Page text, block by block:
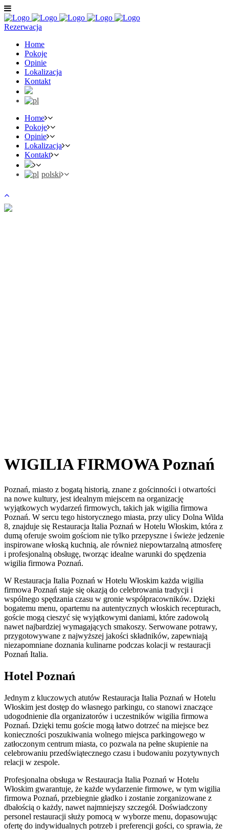
Rezerwacja
Home
Pokoje
Opinie
Lokalizacja
Kontakt
Home
Pokoje
Opinie
Lokalizacja
Kontakt
polski
WIGILIA FIRMOWA Poznań
Poznań, miasto z bogatą historią, znane z gościnności i otwartości
na nowe kultury, jest idealnym miejscem na organizację
wyjątkowych wydarzeń firmowych, takich jak wigilia firmowa
Poznań. W sercu tego historycznego miasta, przy ulicy Dolna Wilda
8, znajduje się Restauracja Italia Poznań w Hotelu Włoskim, która z
dumą oferuje swoim gościom nie tylko przepyszne i świeże jedzenie
inspirowane włoską kuchnią, ale również niepowtarzalną atmosferę
i profesjonalną obsługę, tworząc idealne warunki do spędzenia
wigilia firmowa Poznań.
W Restauracja Italia Poznań w Hotelu Włoskim każda wigilia
firmowa Poznań staje się okazją do celebrowania tradycji i
wspólnego spędzania czasu w gronie współpracowników. Dzięki
bogatemu menu, opartemu na autentycznych włoskich recepturach,
goście mogą cieszyć się wyjątkowymi daniami, które zadowolą
nawet najbardziej wymagających smakoszy. Serwowane potrawy,
przygotowywane z najwyższej jakości składników, zapewniają
niezapomniane doznania kulinarne podczas kolacji w restauracji
Poznań Italia.
Hotel Poznań
Jednym z kluczowych atutów Restauracja Italia Poznań w Hotelu
Włoskim jest dostęp do własnego parkingu, co stanowi znaczące
udogodnienie dla organizatorów i uczestników wigilia firmowa
Poznań. Dzięki temu goście mogą łatwo dotrzeć na miejsce bez
konieczności poszukiwania wolnego miejsca parkingowego w
zatłoczonym centrum miasta, co pozwala na pełne skupienie na
celebrowaniu przedświątecznego czasu i budowaniu pozytywnych
relacji w zespole.
Profesjonalna obsługa w Restauracja Italia Poznań w Hotelu
Włoskim gwarantuje, że każde wydarzenie firmowe, w tym wigilia
firmowa Poznań, przebiegnie gładko i zostanie zorganizowane z
dbałością o każdy, nawet najmniejszy szczegół. Doświadczony
personel restauracji służy pomocą w wyborze menu, dopasowując
ofertę do indywidualnych potrzeb i preferencji gości, co sprawia, że